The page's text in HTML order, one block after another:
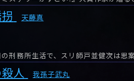
天藤真
刑務所生活で、スリ師戸並健次は思
人 我孫子武丸